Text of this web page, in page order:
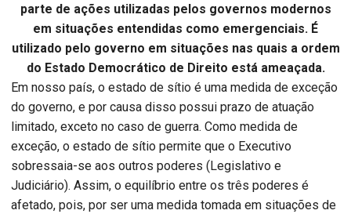
parte de ações utilizadas pelos governos modernos
em situações entendidas como emergenciais. É
utilizado pelo governo em situações nas quais a ordem
do Estado Democrático de Direito está ameaçada.
Em nosso país, o estado de sítio é uma medida de exceção
do governo, e por causa disso possui prazo de atuação
limitado, exceto no caso de guerra. Como medida de
exceção, o estado de sítio permite que o Executivo
sobressaia-se aos outros poderes (Legislativo e
Judiciário). Assim, o equilíbrio entre os três poderes é
afetado, pois, por ser uma medida tomada em situações de